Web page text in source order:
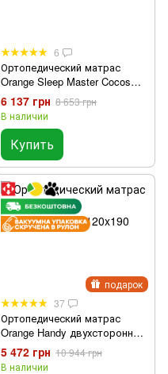
6
Ортопедический матрас
Orange Sleep Master Cocos
120x190
6 137 грн 8 653 грн
В наличии
Купить
подарок
37
Ортопедический матрас
Orange Handy двухсторонний
120x190
5 472 грн 10 944 грн
В наличии